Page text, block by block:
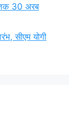
तक 30 अरब
सीएम योगी